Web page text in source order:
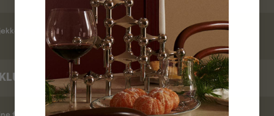
jeg leveringstid ?